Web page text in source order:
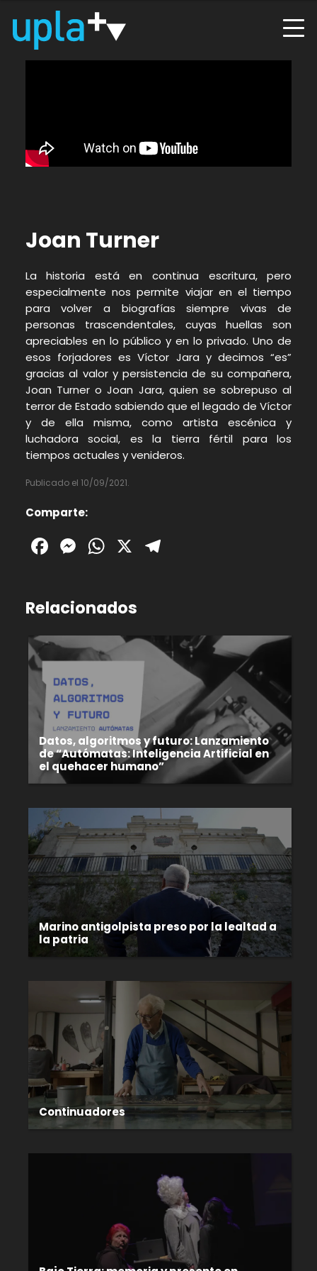
Joan Turner
La historia está en continua escritura, pero
especialmente nos permite viajar en el tiempo
para volver a biografías siempre vivas de
personas trascendentales, cuyas huellas son
apreciables en lo público y en lo privado. Uno de
esos forjadores es Víctor Jara y decimos “es”
gracias al valor y persistencia de su compañera,
Joan Turner o Joan Jara, quien se sobrepuso al
terror de Estado sabiendo que el legado de Víctor
y de ella misma, como artista escénica y
luchadora social, es la tierra fértil para los
tiempos actuales y venideros.
Publicado el 10/09/2021.
Comparte:
Facebook
Messenger
WhatsApp
X
Relacionados
Datos, algoritmos y futuro: Lanzamiento
de “Autómatas: Inteligencia Artificial en
el quehacer humano”
Marino antigolpista preso por la lealtad a
la patria
Continuadores